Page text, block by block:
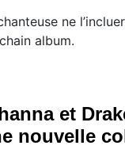
ne
album.
et
nouvelle